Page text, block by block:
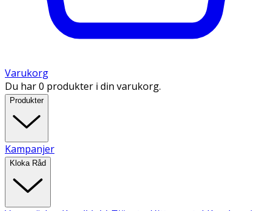
Varukorg
Du har 0 produkter i din varukorg.
Produkter
Kampanjer
Kloka Råd